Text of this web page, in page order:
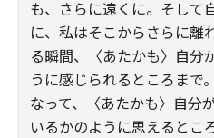
も、さらに遠くに。そして
に、私はそこからさらに離
る瞬間、〈あたかも〉自分
うに感じられるところまで
なって、〈あたかも〉自分
いるかのように思えるとこ